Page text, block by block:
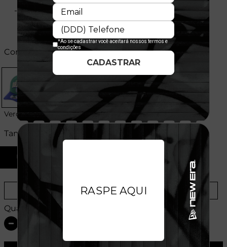
- Produto importado
Cores:
Verde
Tamanhos:
U
Provador Virtual Tabela de Medidas
Quantidade: